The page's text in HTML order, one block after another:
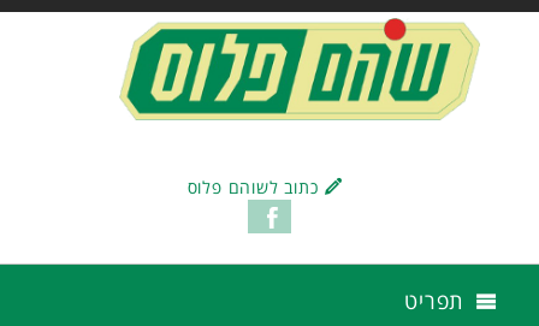
כתוב לשוהם פלוס
תפריט